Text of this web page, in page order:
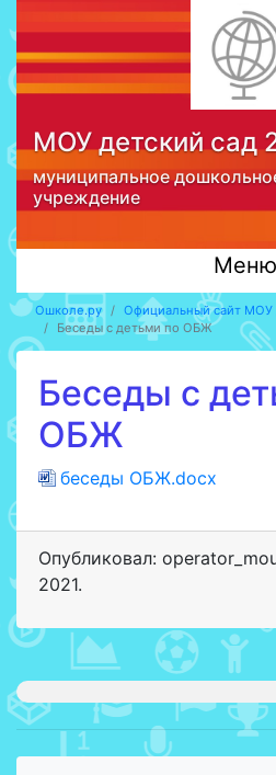
МОУ детский сад
муниципальное
учреждение
Меню
Ошколе.ру Официальный сайт МОУ
Беседы с детьми по ОБЖ
Беседы с
ОБЖ
беседы ОБЖ.docx
Опубликовал:
2021.